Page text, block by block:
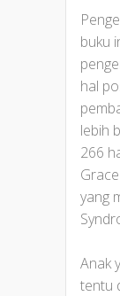
buku
hal
lebih
266
yang
Anak
tentu